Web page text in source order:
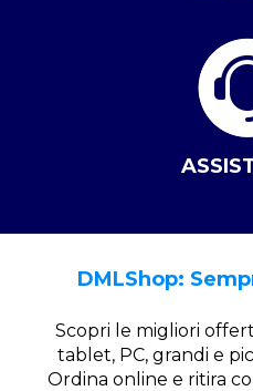
DMLShop:
Scopri le migliori
tablet, PC, grandi e
Ordina online e ritira